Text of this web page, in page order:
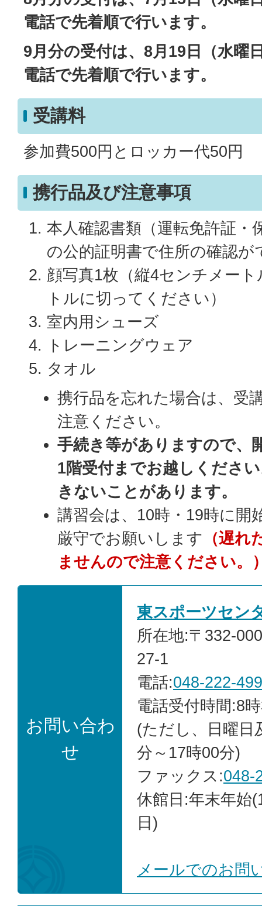
電話で先着順で行います。
9月分の受付は、8月19日（水曜
電話で先着順で行います。
受講料
参加費500円とロッカー代50円
携行品及び注意事項
本人確認書類（運転免許証・
の公的証明書で住所の確認が
顔写真1枚（縦4センチメー
トルに切ってください）
室内用シューズ
トレーニングウェア
タオル
携行品を忘れた場合は、受
注意ください。
手続き等がありますので、
1階受付までお越しくださ
きないことがあります。
講習会は、10時・19時に開
厳守でお願いします （遅
ませんので注意ください。
お問い合わ
せ
東スポーツセン
所在地:〒332-
27-1
電話:048-222-
電話受付時間:8
(ただし、日曜日
分～17時00分)
ファックス:048-
休館日:年末年始
日)
メールでのお問